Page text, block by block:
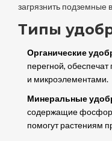
загрязнить подземные
Типы
Органические
перегной,
и микроэлементами.
Минеральные
содержащие фосфор
помогут растениям